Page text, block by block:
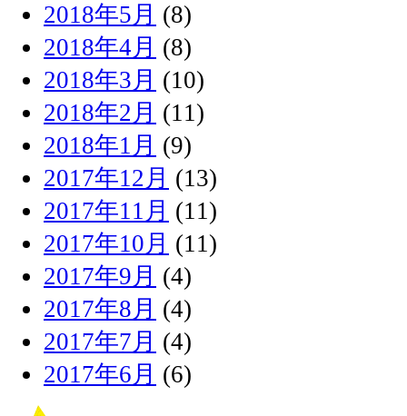
2018年5月 (8)
2018年4月 (8)
2018年3月 (10)
2018年2月 (11)
2018年1月 (9)
2017年12月 (13)
2017年11月 (11)
2017年10月 (11)
2017年9月 (4)
2017年8月 (4)
2017年7月 (4)
2017年6月 (6)